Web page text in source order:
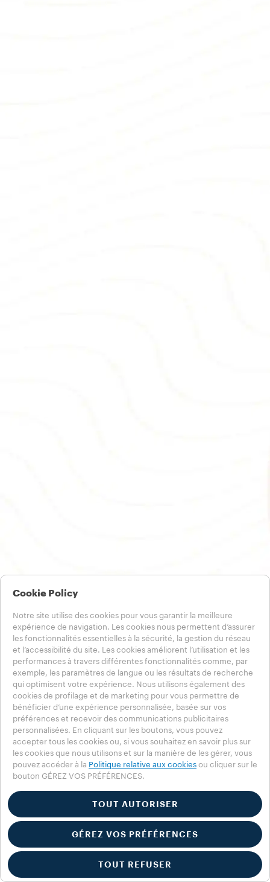
Cocoa Reloaded
CASSER LES RÈGLES POUR CRÉER QUELQUE CHOSE DE
NOUVEAU.
Le Brésil, la Colombie et l’Inde créent ensemble quelque chose
de radicalement nouveau. Trois origines lointaines se
retrouvent étonnamment rapprochées dans cette union
aromatique atypique. Pour la première fois, les cafés brésilien,
Cookie Policy
Notre site utilise des cookies pour vous garantir la meilleure
expérience de navigation. Les cookies nous permettent d’assurer
les fonctionnalités essentielles à la sécurité, la gestion du réseau
et l’accessibilité du site. Les cookies améliorent l’utilisation et les
performances à travers différentes fonctionnalités comme, par
exemple, les paramètres de langue ou les résultats de recherche
qui optimisent votre expérience. Nous utilisons également des
cookies de profilage et de marketing pour vous permettre de
bénéficier d’une expérience personnalisée, basée sur vos
préférences et recevoir des communications publicitaires
personnalisées. En cliquant sur les boutons, vous pouvez
accepter tous les cookies ou, si vous souhaitez en savoir plus sur
les cookies que nous utilisons et sur la manière de les gérer, vous
pouvez accéder à la Politique relative aux cookies ou cliquer sur le
bouton GÉREZ VOS PRÉFÉRENCES.
TOUT AUTORISER
GÉREZ VOS PRÉFÉRENCES
TOUT REFUSER